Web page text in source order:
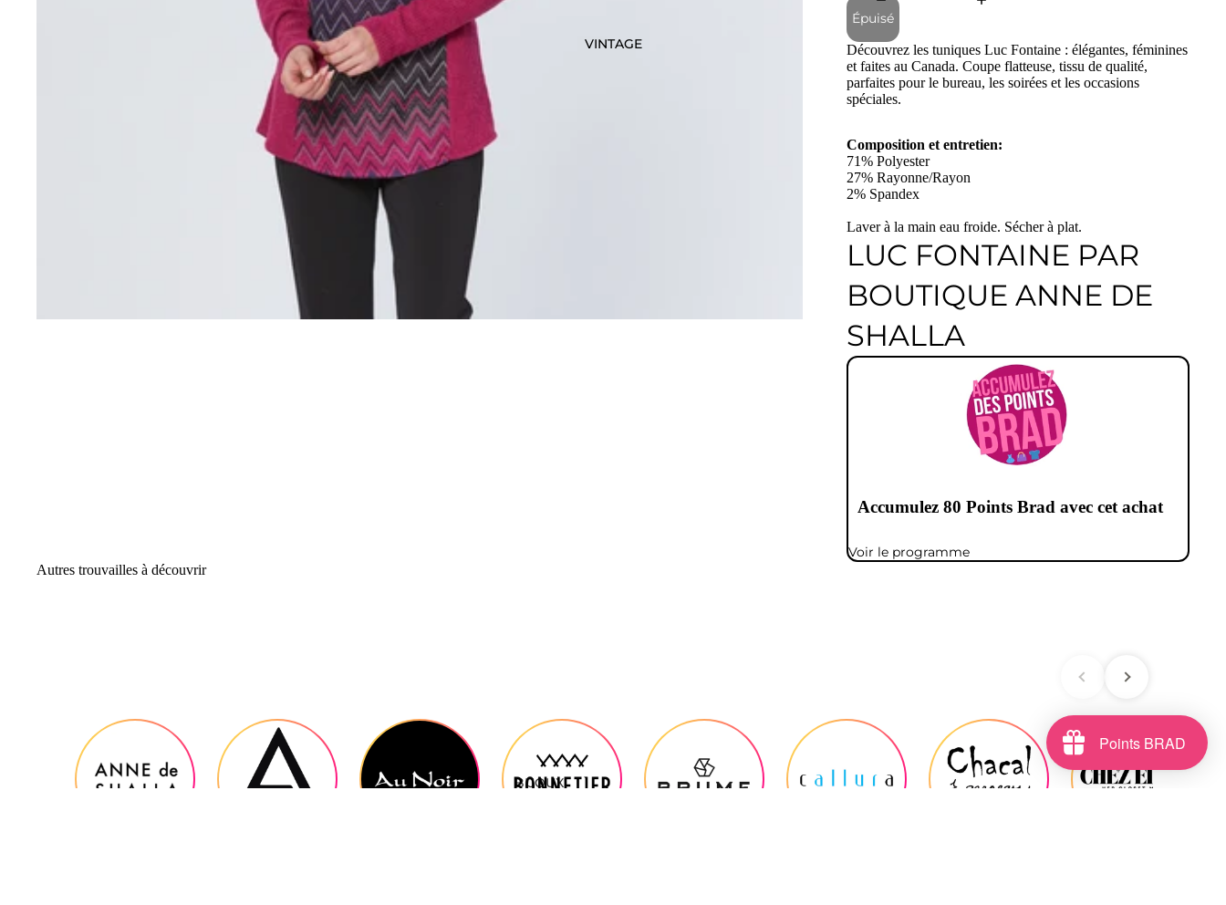
VINTAGE
BIJOUX
Épuisé
Découvrez les tuniques Luc Fontaine : élégantes, féminines
et faites au Canada. Coupe flatteuse, tissu de qualité,
parfaites pour le bureau, les soirées et les occasions
spéciales.
Composition et entretien:
71% Polyester
27% Rayonne/Rayon
2% Spandex
Laver à la main eau froide. Sécher à plat.
LUC FONTAINE PAR
BOUTIQUE ANNE DE
SHALLA
Accumulez 80 Points Brad avec cet achat
Voir le programme
Autres trouvailles à découvrir
Points BRAD